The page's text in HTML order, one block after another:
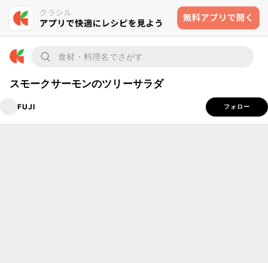
スモークサーモンのツリーサラダ
FUJI フォロー